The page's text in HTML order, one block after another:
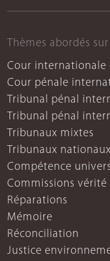
Thèmes abordés
Cour internationale
Cour pénale
Tribunal pénal
Tribunal pénal
Tribunaux mixtes
Tribunaux nationaux
Compétence
Commissions vérité
Réparations
Mémoire
Réconciliation
Justice